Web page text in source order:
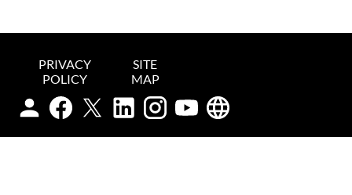
PRIVACY
POLICY
SITE
MAP